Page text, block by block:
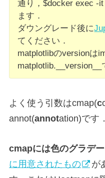
通り，$docker exec -
ます．
ダウングレード後に
てください．
matplotlibのversionは
matplotlib.__version__
よく使う引数はcmap(c
annot(annotation)です．
cmapには色のグラデ
に用意されたもの
が